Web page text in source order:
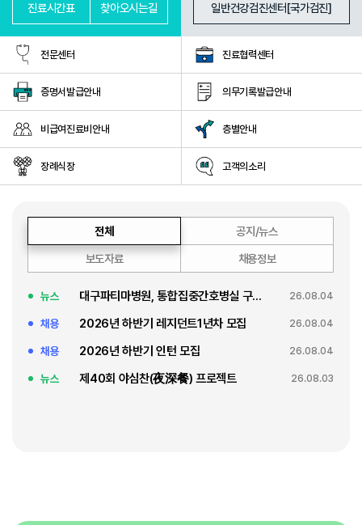
진료시간표 찾아오시는길 일반건강검진센터[국가검진]
전문센터 진료협력센터
증명서발급안내 의무기록발급안내
비급여진료비안내 층별안내
장례식장 고객의소리
전체
뉴스 대구파티마병원, 통합집중간호병실 구축 축복식 26.08.04
채용 2026년 하반기 레지던트1년차 모집 26.08.04
채용 2026년 하반기 인턴 모집 26.08.04
뉴스 제40회 야심찬(夜深餐) 프로젝트 26.08.03
공지/뉴스
보도자료
채용정보